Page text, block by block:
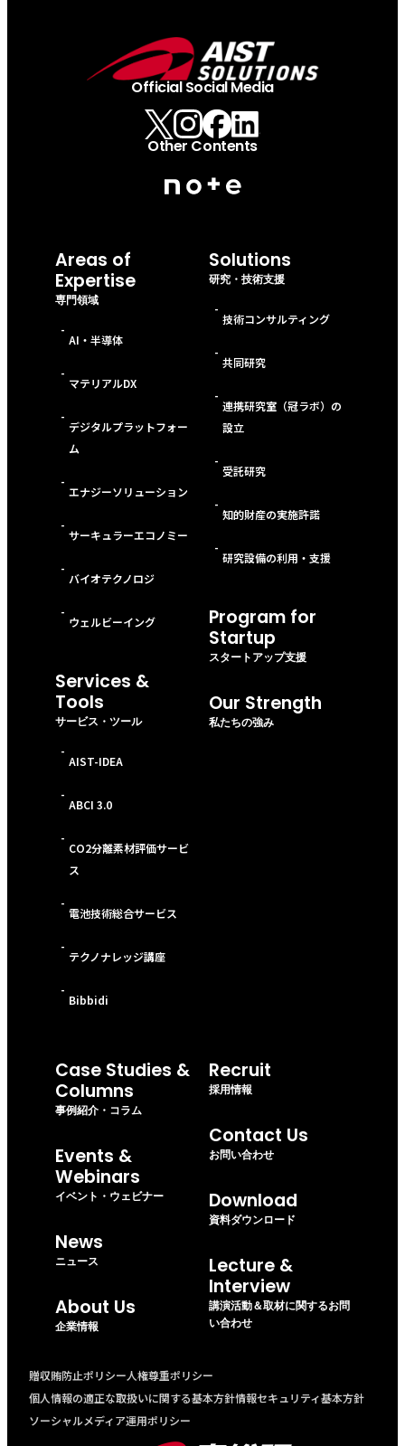
Official Social Media
Other Contents
Areas of
Expertise
専門領域
-
AI・半導体
-
マテリアルDX
-
デジタルプラットフォー
ム
-
エナジーソリューション
-
サーキュラーエコノミー
-
バイオテクノロジ
-
ウェルビーイング
Services &
Tools
サービス・ツール
-
AIST-IDEA
-
ABCI 3.0
-
CO2分離素材評価サービ
ス
-
電池技術総合サービス
-
テクノナレッジ講座
-
Bibbidi
Solutions
研究・技術支援
-
技術コンサルティング
-
共同研究
-
連携研究室（冠ラボ）の
設立
-
受託研究
-
知的財産の実施許諾
-
研究設備の利用・支援
Program for
Startup
スタートアップ支援
Our Strength
私たちの強み
Case Studies &
Columns
事例紹介・コラム
Events &
Webinars
イベント・ウェビナー
News
ニュース
About Us
企業情報
Recruit
採用情報
Contact Us
お問い合わせ
Download
資料ダウンロード
Lecture &
Interview
講演活動＆取材に関するお問
い合わせ
贈収賄防止ポリシー人権尊重ポリシー
個人情報の適正な取扱いに関する基本方針情報セキュリティ基本方針
ソーシャルメディア運用ポリシー